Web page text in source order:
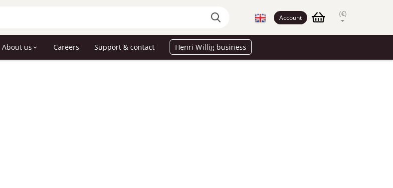
Account (€)
About us Careers Support & contact Henri Willig business